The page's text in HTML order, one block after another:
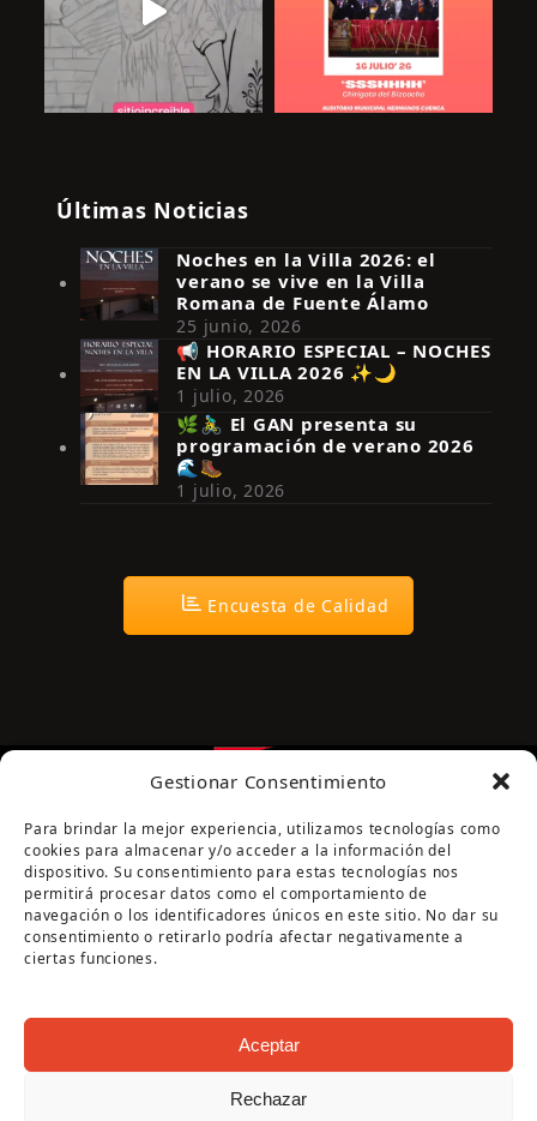
Gestionar Consentimiento
Para brindar la mejor experiencia, utilizamos tecnologías como
cookies para almacenar y/o acceder a la información del
dispositivo. Su consentimiento para estas tecnologías nos
permitirá procesar datos como el comportamiento de
navegación o los identificadores únicos en este sitio. No dar su
consentimiento o retirarlo podría afectar negativamente a
ciertas funciones.
Aceptar
Rechazar
Síguenos en Instagram
Últimas Noticias
Noches en la Villa 2026: el
verano se vive en la Villa
Romana de Fuente Álamo
25 junio, 2026
📢 HORARIO ESPECIAL – NOCHES
EN LA VILLA 2026 ✨🌙
1 julio, 2026
🌿🚴‍♂️ El GAN presenta su
programación de verano 2026
🌊🥾
1 julio, 2026
Encuesta de Calidad
Página cofinanciada por la Diputación de Córdoba